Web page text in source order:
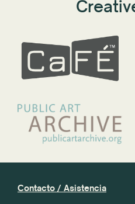
Contacto / Asistencia